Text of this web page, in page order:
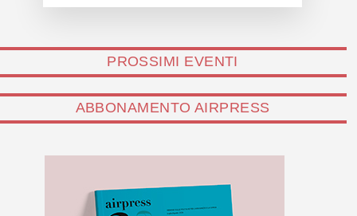
PROSSIMI EVENTI
ABBONAMENTO AIRPRESS